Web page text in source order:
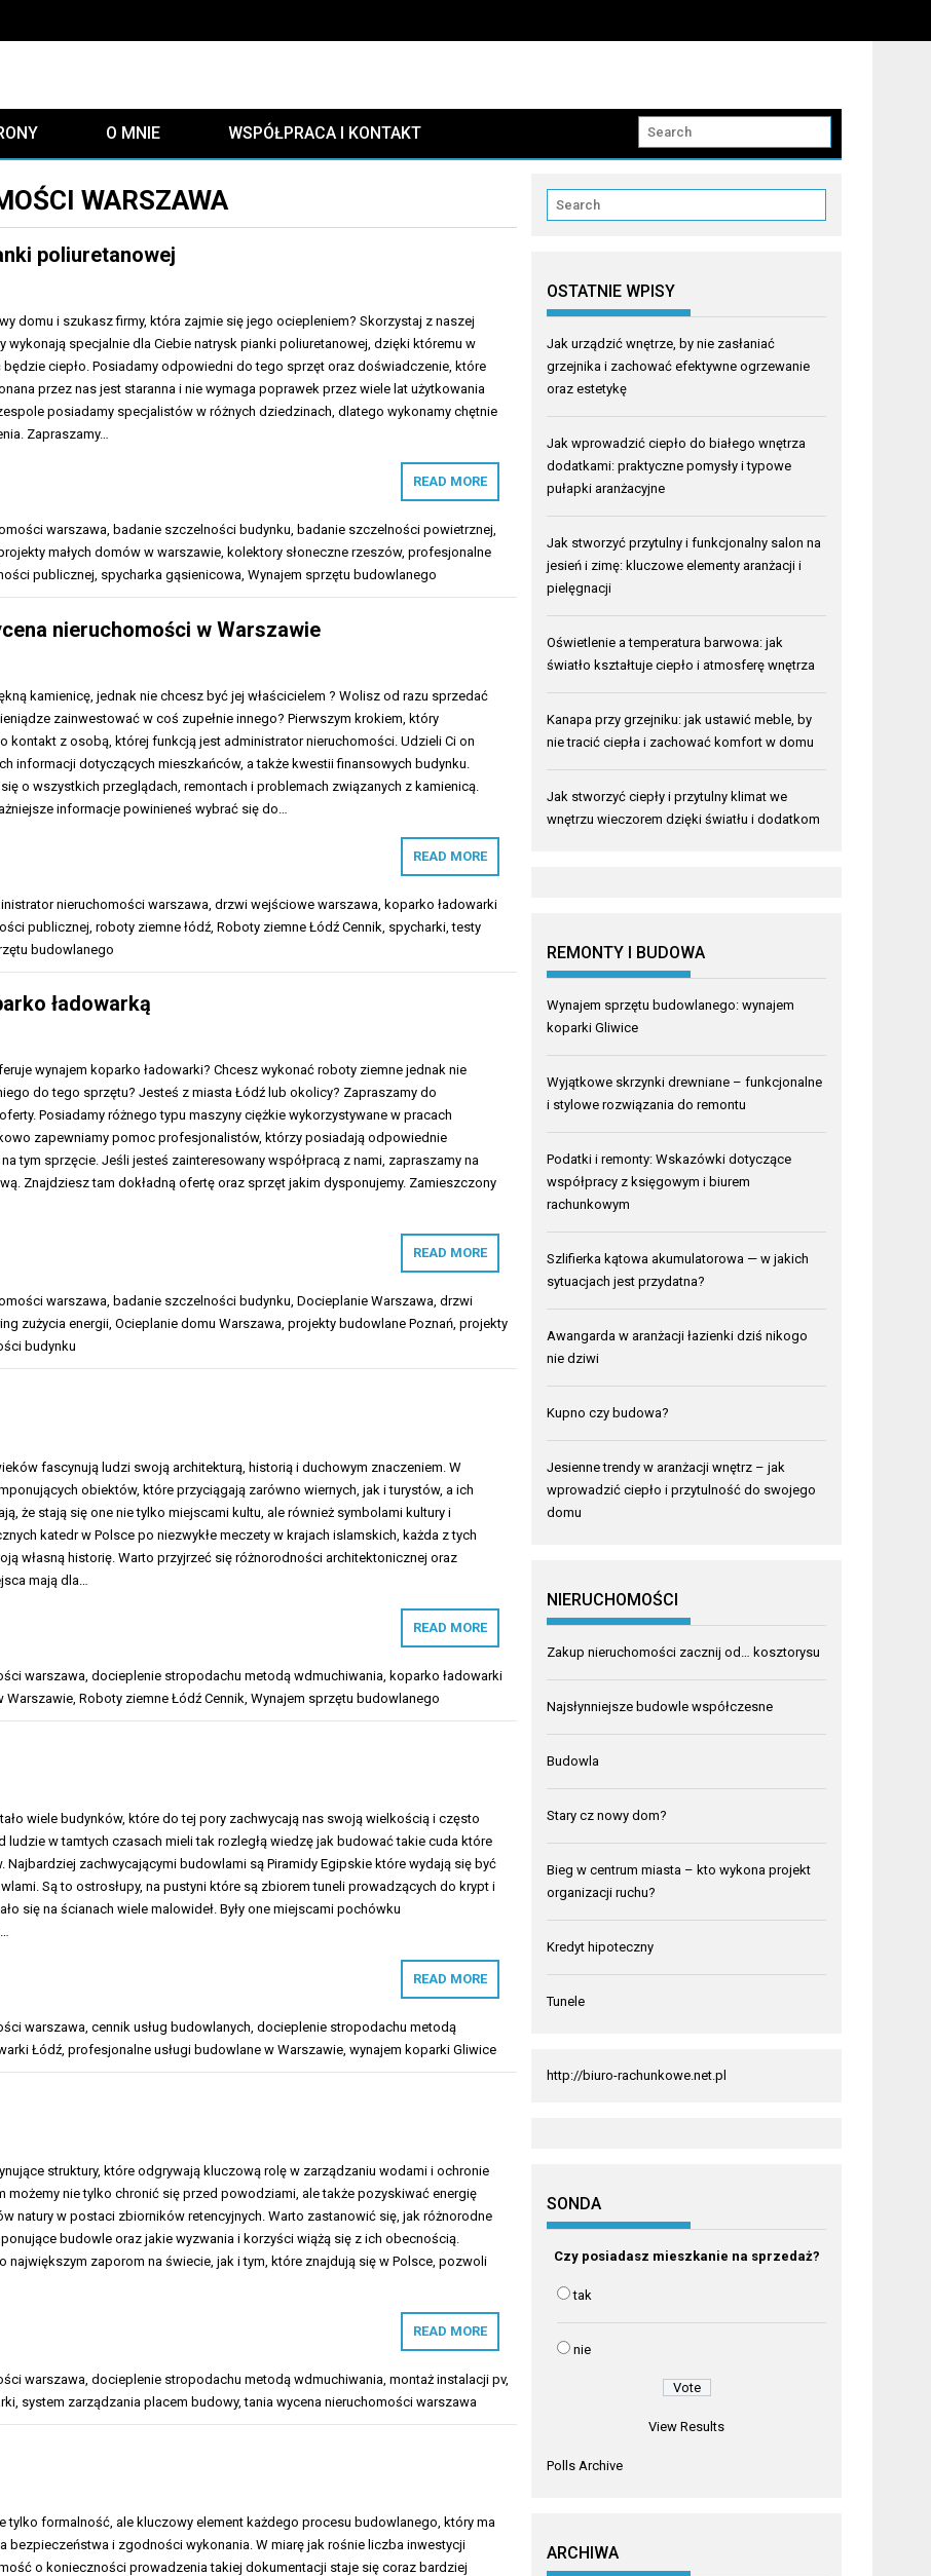
O MNIE WSPÓŁPRACA I KONTAKT
WARSZAWA
poliuretanowej
domu i szukasz firmy, która zajmie się jego ociepleniem? Skorzystaj z naszej
wykonają specjalnie dla Ciebie natrysk pianki poliuretanowej, dzięki któremu w
ciepło. Posiadamy odpowiedni do tego sprzęt oraz doświadczenie, które
przez nas jest staranna i nie wymaga poprawek przez wiele lat użytkowania
posiadamy specjalistów w różnych dziedzinach, dlatego wykonamy chętnie
Zapraszamy…
READ MORE
warszawa, badanie szczelności budynku, badanie szczelności powietrznej,
małych domów w warszawie, kolektory słoneczne rzeszów, profesjonalne
publicznej, spycharka gąsienicowa, Wynajem sprzętu budowlanego
nieruchomości w Warszawie
kamienicę, jednak nie chcesz być jej właścicielem ? Wolisz od razu sprzedać
zainwestować w coś zupełnie innego? Pierwszym krokiem, który
kontakt z osobą, której funkcją jest administrator nieruchomości. Udzieli Ci on
informacji dotyczących mieszkańców, a także kwestii finansowych budynku.
o wszystkich przeglądach, remontach i problemach związanych z kamienicą.
informacje powinieneś wybrać się do…
READ MORE
nieruchomości warszawa drzwi wejściowe warszawa koparko ładowarki
publicznej roboty ziemne łódź Roboty ziemne Łódź Cennik spycharki ,testy
budowlanego
ładowarką
wynajem koparko ładowarki? Chcesz wykonać roboty ziemne jednak nie
do tego sprzętu? Jesteś z miasta Łódź lub okolicy? Zapraszamy do
Posiadamy różnego typu maszyny ciężkie wykorzystywane w pracach
zapewniamy pomoc profesjonalistów, którzy posiadają odpowiednie
tym sprzęcie. Jeśli jesteś zainteresowany współpracą z nami, zapraszamy na
Znajdziesz tam dokładną ofertę oraz sprzęt jakim dysponujemy. Zamieszczony
READ MORE
warszawa, badanie szczelności budynku, Docieplanie Warszawa, drzwi
zużycia energii, Ocieplanie domu Warszawa, projekty budowlane Poznań, projekty
budynku
fascynują ludzi swoją architekturą, historią i duchowym znaczeniem. W
obiektów, które przyciągają zarówno wiernych, jak i turystów, a ich
że stają się one nie tylko miejscami kultu, ale również symbolami kultury i
katedr w Polsce po niezwykłe meczety w krajach islamskich, każda z tych
własną historię. Warto przyjrzeć się różnorodności architektonicznej oraz
mają dla…
READ MORE
warszawa docieplenie stropodachu metodą wdmuchiwania koparko ładowarki
Warszawie Roboty ziemne Łódź Cennik Wynajem sprzętu budowlanego
wiele budynków, które do tej pory zachwycają nas swoją wielkością i często
ludzie w tamtych czasach mieli tak rozległą wiedzę jak budować takie cuda które
Najbardziej zachwycającymi budowlami są Piramidy Egipskie które wydają się być
Są to ostrosłupy, na pustyni które są zbiorem tuneli prowadzących do krypt i
się na ścianach wiele malowideł. Były one miejscami pochówku
READ MORE
warszawa, cennik usług budowlanych, docieplenie stropodachu metodą
Łódź, profesjonalne usługi budowlane w Warszawie, wynajem koparki Gliwice
struktury, które odgrywają kluczową rolę w zarządzaniu wodami i ochronie
możemy nie tylko chronić się przed powodziami, ale także pozyskiwać energię
natury w postaci zbiorników retencyjnych. Warto zastanowić się, jak różnorodne
budowle oraz jakie wyzwania i korzyści wiążą się z ich obecnością.
największym zaporom na świecie, jak i tym, które znajdują się w Polsce, pozwoli
READ MORE
warszawa docieplenie stropodachu metodą wdmuchiwania montaż instalacji pv,
system zarządzania placem budowy,tania wycena nieruchomości warszawa
tylko formalność, ale kluczowy element każdego procesu budowlanego, który ma
bezpieczeństwa i zgodności wykonania. W miarę jak rośnie liczba inwestycji
o konieczności prowadzenia takiej dokumentacji staje się coraz bardziej
OSTATNIE WPISY
Jak urządzić wnętrze, by nie zasłaniać
grzejnika i zachować efektywne ogrzewanie
oraz estetykę
Jak wprowadzić ciepło do białego wnętrza
dodatkami: praktyczne pomysły i typowe
pułapki aranżacyjne
Jak stworzyć przytulny i funkcjonalny salon na
jesień i zimę: kluczowe elementy aranżacji i
pielęgnacji
Oświetlenie a temperatura barwowa: jak
światło kształtuje ciepło i atmosferę wnętrza
Kanapa przy grzejniku: jak ustawić meble, by
nie tracić ciepła i zachować komfort w domu
Jak stworzyć ciepły i przytulny klimat we
wnętrzu wieczorem dzięki światłu i dodatkom
REMONTY I BUDOWA
Wynajem sprzętu budowlanego: wynajem
koparki Gliwice
Wyjątkowe skrzynki drewniane – funkcjonalne
i stylowe rozwiązania do remontu
Podatki i remonty: Wskazówki dotyczące
współpracy z księgowym i biurem
rachunkowym
Szlifierka kątowa akumulatorowa — w jakich
sytuacjach jest przydatna?
Awangarda w aranżacji łazienki dziś nikogo
nie dziwi
Kupno czy budowa?
Jesienne trendy w aranżacji wnętrz – jak
wprowadzić ciepło i przytulność do swojego
domu
NIERUCHOMOŚCI
Zakup nieruchomości zacznij od… kosztorysu
Najsłynniejsze budowle współczesne
Budowla
Stary cz nowy dom?
Bieg w centrum miasta – kto wykona projekt
organizacji ruchu?
Kredyt hipoteczny
Tunele
http://biuro-rachunkowe.net.pl
SONDA
Czy posiadasz mieszkanie na sprzedaż?
tak
nie
View Results
Polls Archive
ARCHIWA